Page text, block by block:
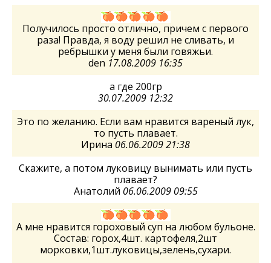
Получилось просто отлично, причем с первого
раза! Правда, я воду решил не сливать, и
ребрышки у меня были говяжьи.
den 17.08.2009 16:35
а где 200гр
30.07.2009 12:32
Это по желанию. Если вам нравится вареный лук,
то пусть плавает.
Ирина 06.06.2009 21:38
Скажите, а потом луковицу вынимать или пусть
плавает?
Анатолий 06.06.2009 09:55
А мне нравится гороховый суп на любом бульоне.
Состав: горох,4шт. картофеля,2шт
морковки,1шт.луковицы,зелень,сухари.